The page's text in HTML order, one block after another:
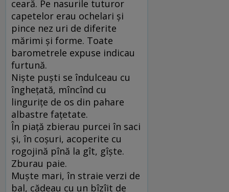
ceară. Pe nasu­rile tuturor
capetelor erau ochelari şi
pince nez uri de diferite
mărimi şi forme. Toate
barometrele expuse indicau
furtună.
Nişte puşti se îndulceau cu
îngheţată, mîncînd cu
linguriţe de os din pahare
albastre faţetate.
În piaţă zbierau purcei în saci
şi, în coşuri, acoperite cu
rogojină pînă la gît, gîşte.
Zburau paie.
Muşte mari, în straie verzi de
bal, cădeau cu un bîzîit de